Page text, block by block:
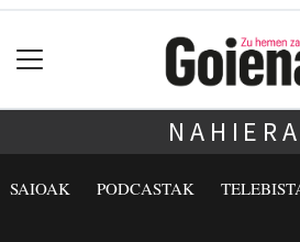
SAIOAK PODCASTAK